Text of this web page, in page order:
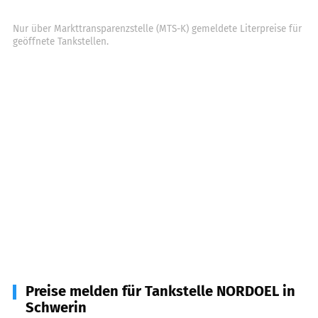
Nur über Markttransparenzstelle (MTS-K) gemeldete Literpreise für
geöffnete Tankstellen.
Preise melden für Tankstelle NORDOEL in
Schwerin